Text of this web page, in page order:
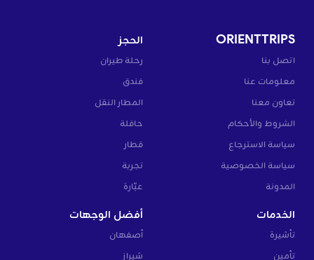
ORIENTTRIPS
اتصل بنا
معلومات عنا
تعاون معنا
الشروط والأحكام
سياسة الاسترجاع
سياسة الخصوصية
المدونة
الحجز
رحلة طيران
فندق
المطار النقل
حافلة
قطار
تجربة
عبّارة
الخدمات
تأشيرة
تأمين
أفضل الوجهات
أصفهان
شيراز